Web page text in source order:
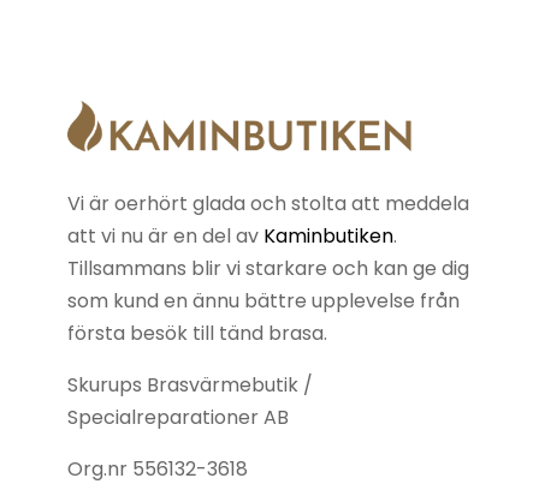
Vi är oerhört glada och stolta att meddela
att vi nu är en del av Kaminbutiken.
Tillsammans blir vi starkare och kan ge dig
som kund en ännu bättre upplevelse från
första besök till tänd brasa.
Skurups Brasvärmebutik /
Specialreparationer AB
Org.nr 556132-3618